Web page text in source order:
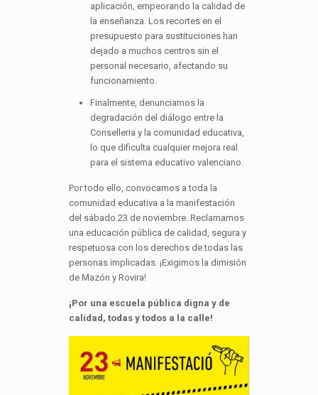
aplicación, empeorando la calidad de
la enseñanza. Los recortes en el
presupuesto para sustituciones han
dejado a muchos centros sin el
personal necesario, afectando su
funcionamiento.
Finalmente, denunciamos la
degradación del diálogo entre la
Conselleria y la comunidad educativa,
lo que dificulta cualquier mejora real
para el sistema educativo valenciano.
Por todo ello, convocamos a toda la
comunidad educativa a la manifestación
del sábado 23 de noviembre. Reclamamos
una educación pública de calidad, segura y
respetuosa con los derechos de todas las
personas implicadas. ¡Exigimos la dimisión
de Mazón y Rovira!
¡Por una escuela pública digna y de
calidad, todas y todos a la calle!